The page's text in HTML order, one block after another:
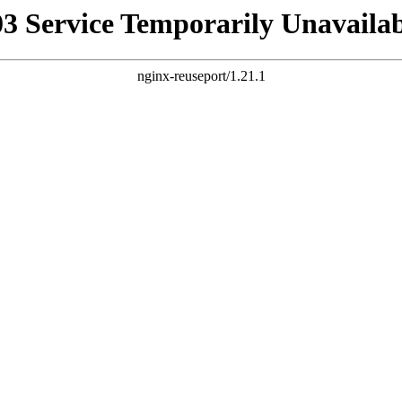
Service Temporarily
nginx-reuseport/1.21.1